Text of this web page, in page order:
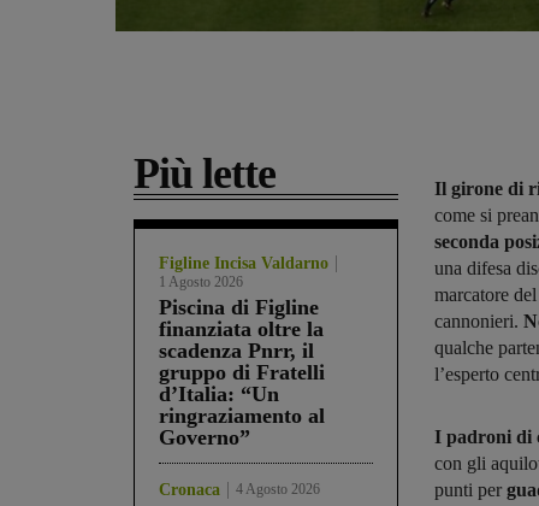
Più lette
Figline Incisa Valdarno
1 Agosto 2026
Piscina di Figline
finanziata oltre la
scadenza Pnrr, il
gruppo di Fratelli
d’Italia: “Un
ringraziamento al
Governo”
Cronaca 4 Agosto 2026
Il girone di
come si
seconda
una difesa
marcatore
cannonieri.
qualche
l’esperto
I padroni di
con gli
punti per